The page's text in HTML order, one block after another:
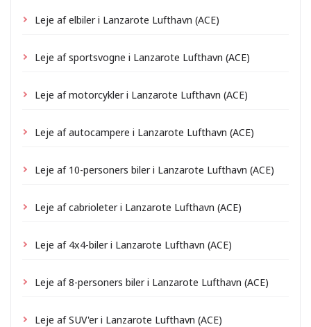
Leje af elbiler i Lanzarote Lufthavn (ACE)
Leje af sportsvogne i Lanzarote Lufthavn (ACE)
Leje af motorcykler i Lanzarote Lufthavn (ACE)
Leje af autocampere i Lanzarote Lufthavn (ACE)
Leje af 10-personers biler i Lanzarote Lufthavn (ACE)
Leje af cabrioleter i Lanzarote Lufthavn (ACE)
Leje af 4x4-biler i Lanzarote Lufthavn (ACE)
Leje af 8-personers biler i Lanzarote Lufthavn (ACE)
Leje af SUV'er i Lanzarote Lufthavn (ACE)